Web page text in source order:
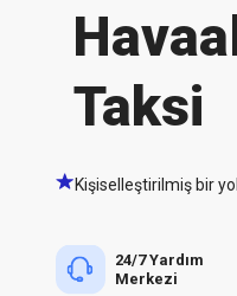
Taksi
Kişiselleştirilmiş bir
24/7 Yardım
Merkezi